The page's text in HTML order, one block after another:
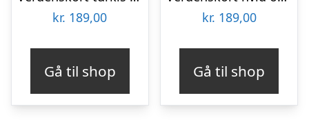
kr. 189,00
Gå til shop
kr. 189,00
Gå til shop